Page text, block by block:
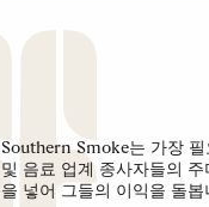
Southern Smoke는 가장 필
및 음료 업계 종사자들의
을 넣어 그들의 이익을 돌봅